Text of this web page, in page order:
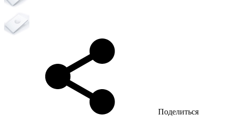
Поделиться